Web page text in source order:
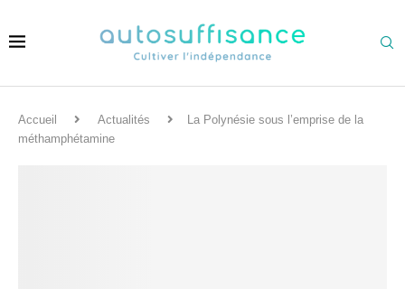
Accueil Actualités
La Polynésie sous l’emprise de la
méthamphétamine